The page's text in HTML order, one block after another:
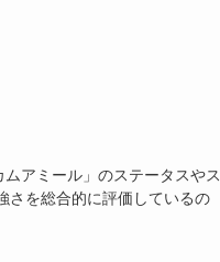
アミール」のステータスやス
さを総合的に評価しているの